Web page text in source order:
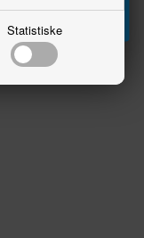
Statistiske